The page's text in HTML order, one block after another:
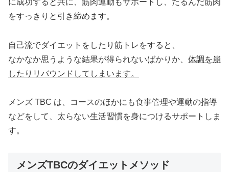
をすっきりと引き締めます。
自己流でダイエットをしたり筋トレをすると、
なかなか思うような結果が得られないばかりか、 体調を崩
したりリバウンドしてしまいます。
メンズ TBC は、コースのほかにも食事管理や運動の指導
などをして、太らない生活習慣を身につけるサポートしま
す。
メンズTBCのダイエットメソッド